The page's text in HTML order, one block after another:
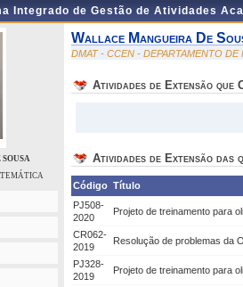
Integrado de Gestão de Atividades
Wallace Mangueira De
DMAT - CCEN - DEPARTAMENTO DE
Atividades de Extensão que
Atividades de Extensão das
Código Título
PJ508-
2020
Projeto de treinamento para
CR062-
2019
Resolução de problemas da
PJ328-
2019
Projeto de treinamento para